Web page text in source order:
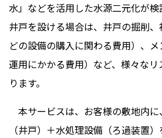
水」などを活用した水源二元化が
井戸を設ける場合は、井戸の掘削
どの設備の購入に関わる費用）、
運用にかかる費用）など、様々な
ります。
本サービスは、お客様の敷地内
（井戸）＋水処理設備（ろ過装置